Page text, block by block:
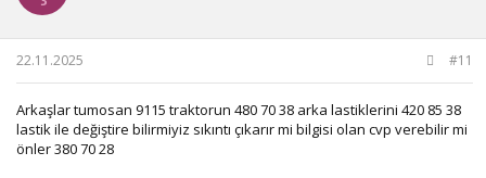
22.11.2025 #11
Arkaşlar tumosan 9115 traktorun 480 70 38 arka lastiklerini 420 85 38
lastik ile değiştire bilirmiyiz sıkıntı çıkarır mi bilgisi olan cvp verebilir mi
önler 380 70 28